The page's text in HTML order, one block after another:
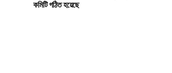
কমিটি গঠিত হয়েছে